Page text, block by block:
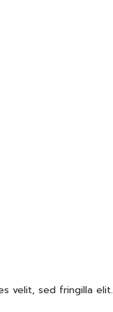
velit, sed fringilla elit.